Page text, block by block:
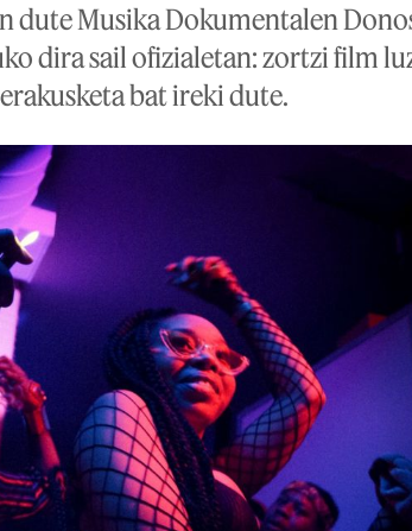
dute Musika Dokumentalen
dira sail ofizialetan: zortzi film
bat ireki dute.